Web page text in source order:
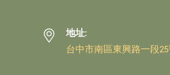
地址:
台中市南區東興路一段